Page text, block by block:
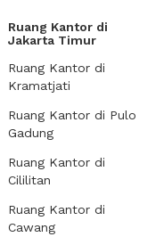
Ruang Kantor di
Jakarta Timur
Ruang Kantor di
Kramatjati
Ruang Kantor di Pulo
Gadung
Ruang Kantor di
Cililitan
Ruang Kantor di
Cawang